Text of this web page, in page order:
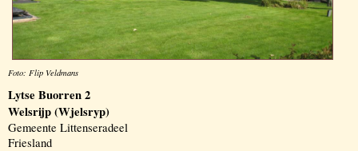
Foto: Flip Veldmans
Lytse Buorren 2
Welsrijp (Wjelsryp)
Gemeente Littenseradeel
Friesland